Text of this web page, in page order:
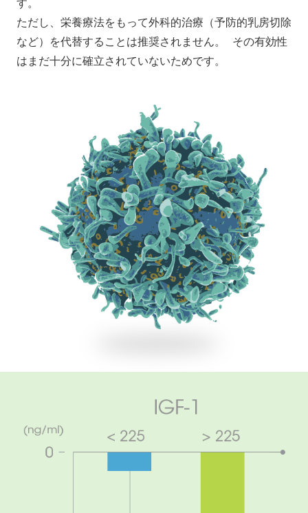
す。
ただし、栄養療法をもって外科的治療（予防的乳房切除
など）を代替することは推奨されません。 その有効性
はまだ十分に確立されていないためです。